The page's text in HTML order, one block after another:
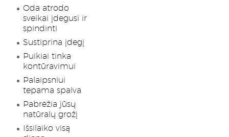
Oda atrodo
sveikai įdegusi ir
spindinti
Sustiprina įdegį
Puikiai tinka
kontūravimui
Palaipsniui
tepama spalva
Pabrėžia jūsų
natūralų grožį
Išsilaiko visą